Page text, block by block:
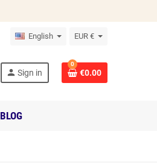
English EUR €
person Sign in
0
€0.00
BLOG